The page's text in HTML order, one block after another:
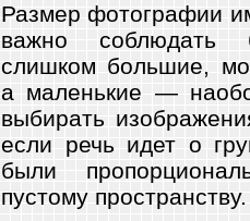
Размер фотографии
важно соблюдать
слишком большие,
а маленькие —
выбирать
если речь идет о
были
пустому пространству.